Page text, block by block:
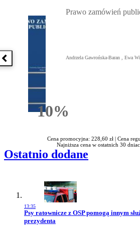
Poprzednia książka
10%Rabatu
Prawo zamówień
Andrzela Gawrońska-Baran , Ewa
Cena promocyjna: 228,60 zł | Cena
Najniższa cena w ostatnich 30
Ostatnio dodane
13:35
Przejdź do artykułu:
Psy ratownicze z OSP pomogą innym
prezydenta